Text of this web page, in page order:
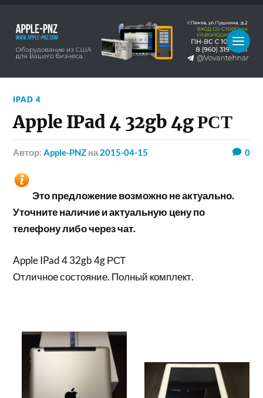
IPAD 4
Apple IPad 4 32gb 4g РСТ
Автор:Apple-PNZ на 2015-04-15 0
Это предложение возможно не актуально.
Уточните наличие и актуальную цену по
телефону либо через чат.
Apple IPad 4 32gb 4g РСТ
Отличное состояние. Полный комплект.